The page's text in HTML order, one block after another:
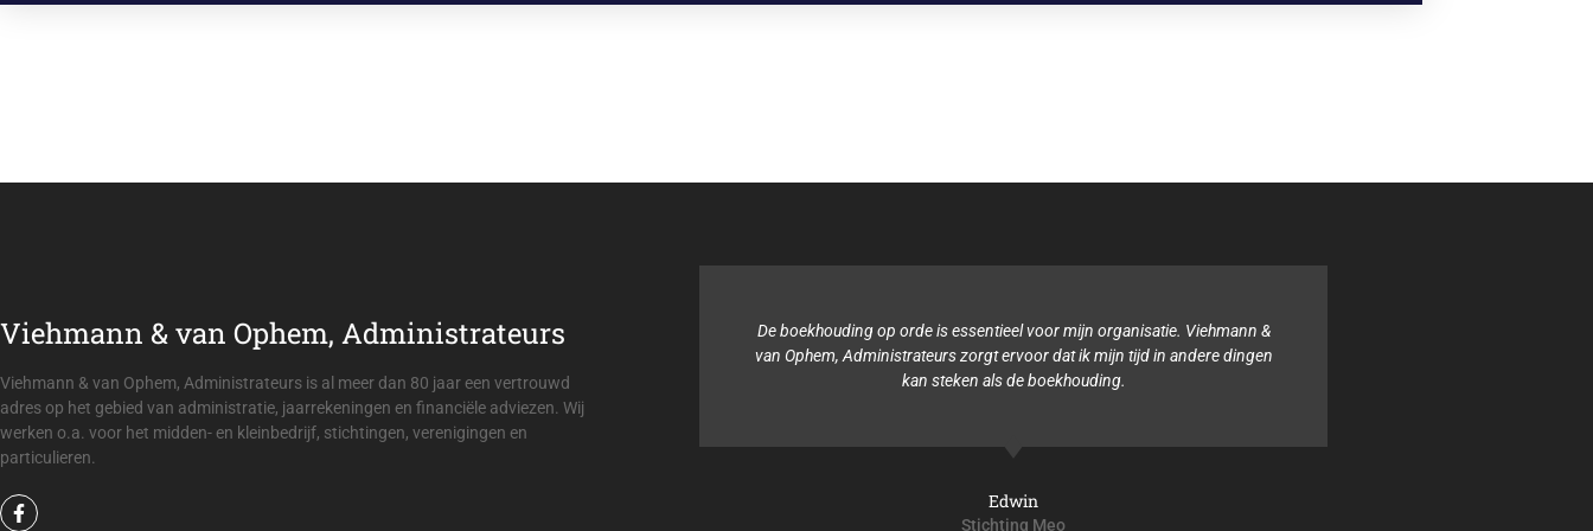
Viehmann & van Ophem, Administrateurs
Viehmann & van Ophem, Administrateurs is al meer dan 80 jaar een vertrouwd
adres op het gebied van administratie, jaarrekeningen en financiële adviezen. Wij
werken o.a. voor het midden- en kleinbedrijf, stichtingen, verenigingen en
particulieren.
kennis voor de
geregeld is.
De boekhouding op orde is essentieel voor mijn organisatie. Viehmann &
van Ophem, Administrateurs zorgt ervoor dat ik mijn tijd in andere dingen
kan steken als de boekhouding.
Binnen onze organisatie hebben wij noch de tijd noch de kennis voor de
boekhouding. Het team van Viehmann & van Ophem, Administrateurs is
altijd behulpzaam en samen zorgen zij ervoor dat alles geregeld is.